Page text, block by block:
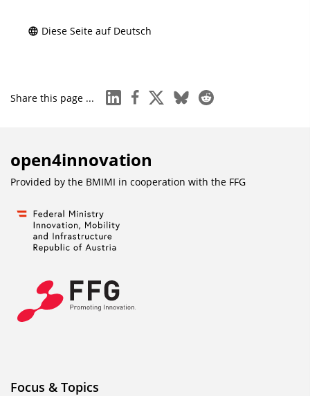
Diese Seite auf Deutsch
Share this page ... linkedinfacebook
x blueskyreddit
open4innovation
Provided by the BMIMI in cooperation with the FFG
Focus & Topics